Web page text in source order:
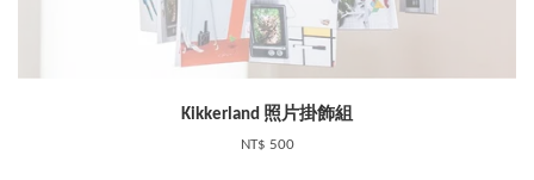
Kikkerland 照片掛飾組
NT$ 500